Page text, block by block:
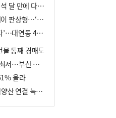
부산지역 준공 후 미분양 주택, 석 달 만에 다시 3000가구 넘어서
대연·문현 생활권, 전 세대 4베이 판상형…‘더샵 트리센트’ 내달 분양
더블역세권·평지·학군 ‘삼박자’…대연동 42층 브랜드 단지
통째 경매도
전국 청약경쟁률 35개월 만에 최저…부산 미분양 ‘적체’ 심화
올라
부산 개금·당감동에 주거지-백양산 연결 녹지 조성